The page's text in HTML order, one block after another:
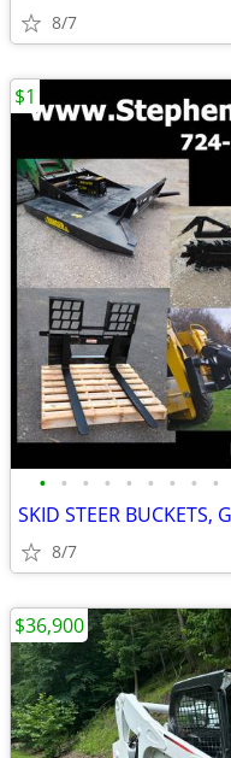
8/7
• • • • • • • • •
8/7
$1
$36,900